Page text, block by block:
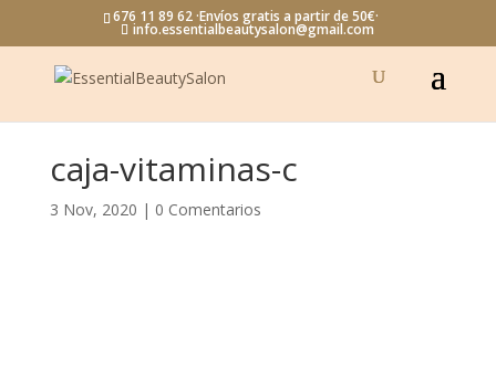
676 11 89 62 ·Envíos gratis a partir de 50€·
info.essentialbeautysalon@gmail.com
caja-vitaminas-c
3 Nov, 2020 | 0 Comentarios